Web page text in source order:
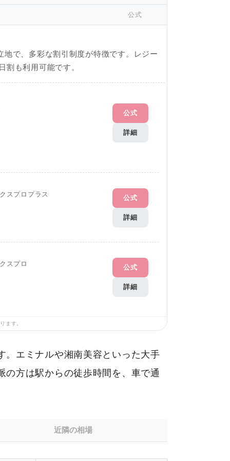
公式
で、多彩な割引制度が特徴です。レジー
も利用可能です。
公式
詳細
スプロプラス 公式
詳細
スプロ 公式
詳細
ます。
。エミナルや湘南美容といった大手
の方は駅からの徒歩時間を、車で通
近隣の相場